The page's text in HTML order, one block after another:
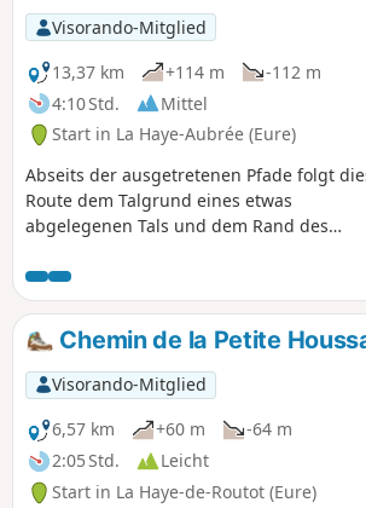
Visorando-Mitglied
13,37 km
+114 m
-112 m
4:10 Std.
Mittel
Start in La Haye-Aubrée (Eure)
Abseits der ausgetretenen Pfade folgt
Route dem Talgrund eines etwas
abgelegenen Tals und dem Rand des
einige überraschende Begegnungen
eine Kapelle mitten auf dem Land, eine
Reihe von Kopfbäumen im Gegenlicht am
Waldrand, große Buchen…
Chemin de la Petite
Visorando-Mitglied
6,57 km
+60 m
-64 m
2:05 Std.
Leicht
Start in La Haye-de-Routot (Eure)